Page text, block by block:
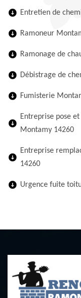
Entretien de
Ramoneur
Ramonage de
Débistrage de
Fumisterie
Entreprise pose
Montamy 14260
Entreprise
14260
Urgence fuite